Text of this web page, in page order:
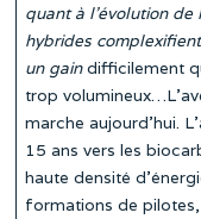
quant à l’évolution
hybrides
un gaindifficilement
trop
marche aujourd’hui.
15 ans vers les
haute densité
formations de